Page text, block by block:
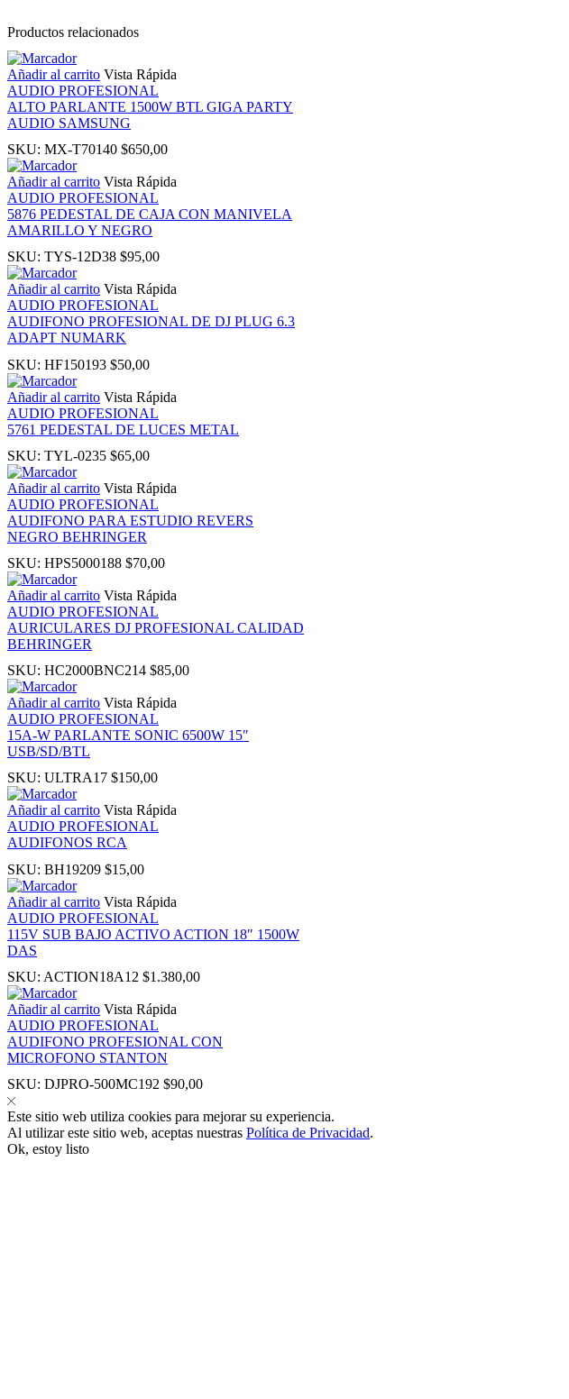
Productos relacionados
Añadir al carrito Vista Rápida
AUDIO PROFESIONAL
ALTO PARLANTE 1500W BTL GIGA PARTY
AUDIO SAMSUNG
SKU: MX-T70140 $650,00
Añadir al carrito Vista Rápida
AUDIO PROFESIONAL
5876 PEDESTAL DE CAJA CON MANIVELA
AMARILLO Y NEGRO
SKU: TYS-12D38 $95,00
Añadir al carrito Vista Rápida
AUDIO PROFESIONAL
AUDIFONO PROFESIONAL DE DJ PLUG 6.3
ADAPT NUMARK
SKU: HF150193 $50,00
Añadir al carrito Vista Rápida
AUDIO PROFESIONAL
5761 PEDESTAL DE LUCES METAL
SKU: TYL-0235 $65,00
Añadir al carrito Vista Rápida
AUDIO PROFESIONAL
AUDIFONO PARA ESTUDIO REVERS
NEGRO BEHRINGER
SKU: HPS5000188 $70,00
Añadir al carrito Vista Rápida
AUDIO PROFESIONAL
AURICULARES DJ PROFESIONAL CALIDAD
BEHRINGER
SKU: HC2000BNC214 $85,00
Añadir al carrito Vista Rápida
AUDIO PROFESIONAL
15A-W PARLANTE SONIC 6500W 15″
USB/SD/BTL
SKU: ULTRA17 $150,00
Añadir al carrito Vista Rápida
AUDIO PROFESIONAL
AUDIFONOS RCA
SKU: BH19209 $15,00
Añadir al carrito Vista Rápida
AUDIO PROFESIONAL
115V SUB BAJO ACTIVO ACTION 18″ 1500W
DAS
SKU: ACTION18A12 $1.380,00
Añadir al carrito Vista Rápida
AUDIO PROFESIONAL
AUDIFONO PROFESIONAL CON
MICROFONO STANTON
SKU: DJPRO-500MC192 $90,00
Este sitio web utiliza cookies para mejorar su experiencia.
Al utilizar este sitio web, aceptas nuestras Política de Privacidad.
Ok, estoy listo